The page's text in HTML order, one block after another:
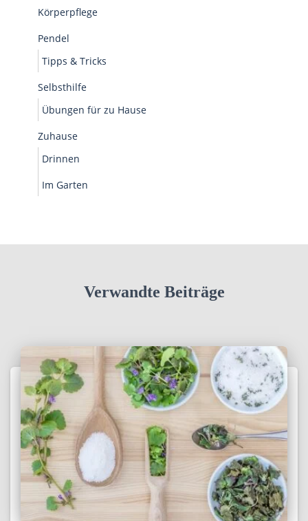
Körperpflege
Pendel
Tipps & Tricks
Selbsthilfe
Übungen für zu Hause
Zuhause
Drinnen
Im Garten
Verwandte Beiträge